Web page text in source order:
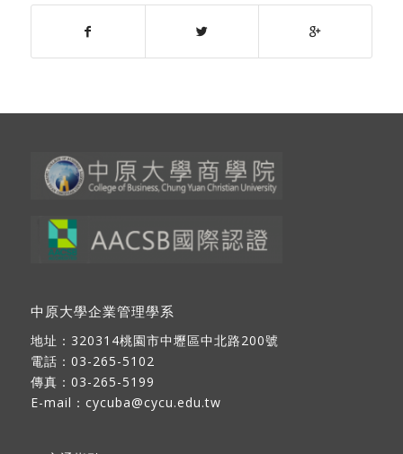
中原大學企業管理學系
地址： 320314桃園市中壢區中北路200號
電話：03-265-5102
傳真：03-265-5199
E-mail： cycuba@cycu.edu.tw